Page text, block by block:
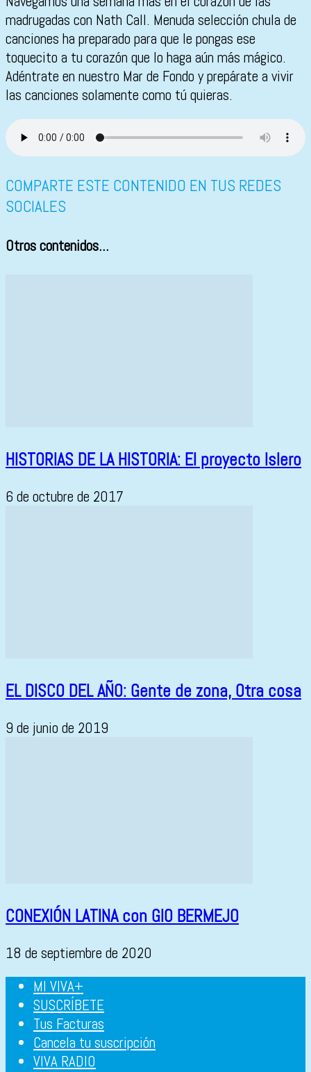
madrugadas con Nath Call. Menuda selección chula de
canciones ha preparado para que le pongas ese
toquecito a tu corazón que lo haga aún más mágico.
Adéntrate en nuestro Mar de Fondo y prepárate a vivir
las canciones solamente como tú quieras.
COMPARTE ESTE CONTENIDO EN TUS REDES
SOCIALES
Otros contenidos...
HISTORIAS DE LA HISTORIA: El proyecto Islero
6 de octubre de 2017
EL DISCO DEL AÑO: Gente de zona, Otra cosa
9 de junio de 2019
CONEXIÓN LATINA con GIO BERMEJO
18 de septiembre de 2020
MI VIVA+
SUSCRÍBETE
Tus Facturas
Cancela tu suscripción
VIVA RADIO